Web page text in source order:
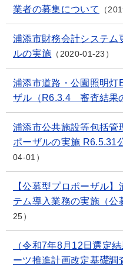
業者の募集について
浦添市財務会計システ
ルの実施
2020-01-23
浦添市道路・公園照明
ザル（R6.3.4 審査結果
浦添市公共施設等包括管
ポーザルの実施 R6.5.31
04-01
【公募型プロポーザル
テム導入業務の実施（公
25
（令和7年8月12日選定
ーツ推進計画改定基礎調